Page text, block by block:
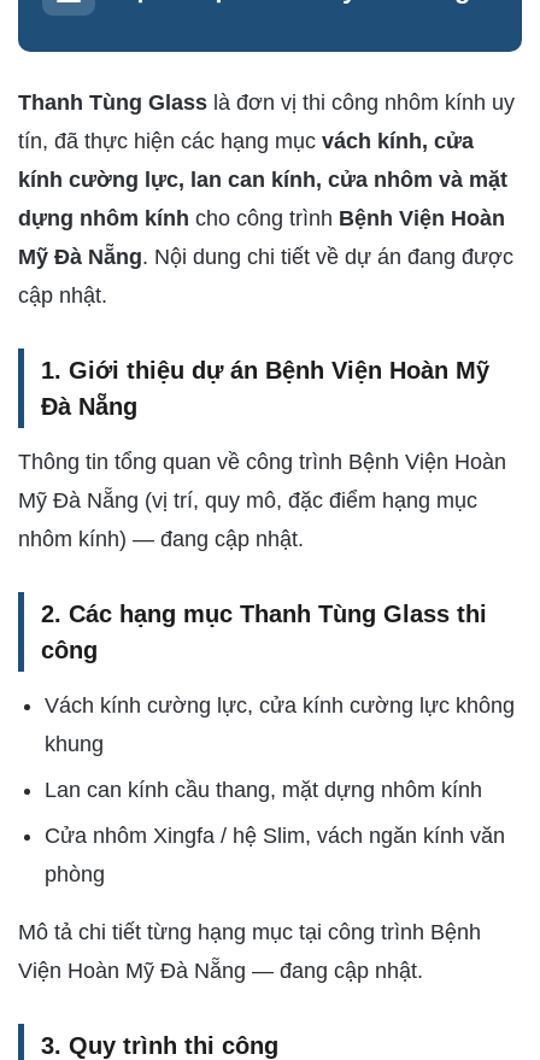
Thanh Tùng Glass là đơn vị thi công nhôm kính uy
tín, đã thực hiện các hạng mục vách kính, cửa
kính cường lực, lan can kính, cửa nhôm và mặt
dựng nhôm kính cho công trình Bệnh Viện Hoàn
Mỹ Đà Nẵng. Nội dung chi tiết về dự án đang được
cập nhật.
1. Giới thiệu dự án Bệnh Viện Hoàn Mỹ
Đà Nẵng
Thông tin tổng quan về công trình Bệnh Viện Hoàn
Mỹ Đà Nẵng (vị trí, quy mô, đặc điểm hạng mục
nhôm kính) — đang cập nhật.
2. Các hạng mục Thanh Tùng Glass thi
công
Vách kính cường lực, cửa kính cường lực không
khung
Lan can kính cầu thang, mặt dựng nhôm kính
Cửa nhôm Xingfa / hệ Slim, vách ngăn kính văn
phòng
Mô tả chi tiết từng hạng mục tại công trình Bệnh
Viện Hoàn Mỹ Đà Nẵng — đang cập nhật.
3. Quy trình thi công